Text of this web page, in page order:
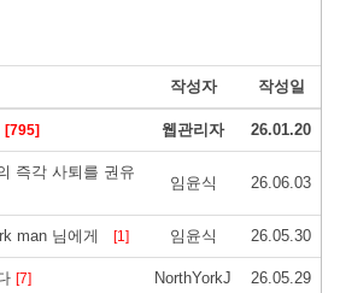
작성자 작성일
[795] 웹관리자 26.01.20
즉각 사퇴를 권유
임윤식 26.06.03
man 님에게 [1] 임윤식 26.05.30
[7] NorthYorkJ 26.05.29